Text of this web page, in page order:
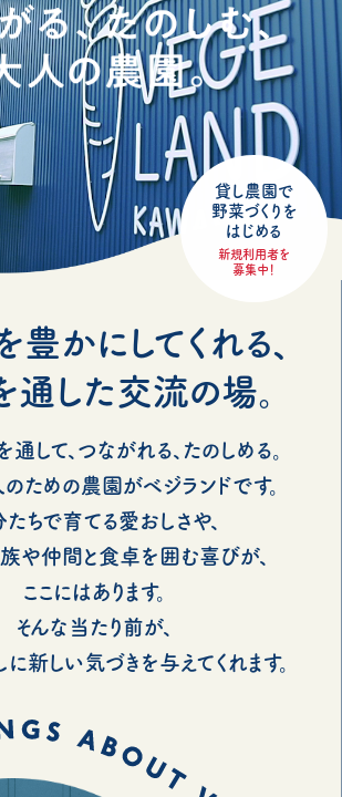
貸し農園で
野菜づくりを
はじめる
新規利用者を
募集中！
豊かにしてくれる、
通した交流の場。
通して、つながれる、たのしめる。
ための農園がベジランドです。
たちで育てる愛おしさや、
や仲間と食卓を囲む喜びが、
ここにはあります。
そんな当たり前が、
に新しい気づきを与えてくれます。